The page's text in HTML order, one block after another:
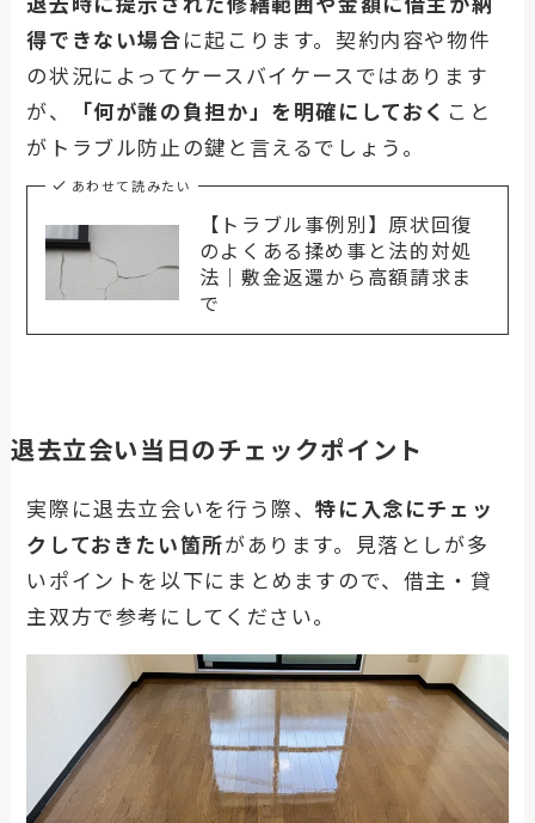
得できない場合に起こります。契約内容や物件
の状況によってケースバイケースではあります
が、
「何が誰の負担か」を明確にしておく こと
がトラブル防止の鍵と言えるでしょう。
あわせて読みたい
【トラブル事例別】原状回復
のよくある揉め事と法的対処
法｜敷金返還から高額請求ま
で
退去立会い当日のチェックポイント
実際に退去立会いを行う際、特に入念にチェッ
クしておきたい箇所があります。見落としが多
いポイントを以下にまとめますので、借主・貸
主双方で参考にしてください。